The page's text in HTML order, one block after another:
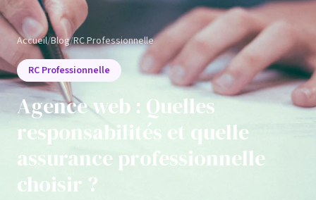
Accueil/Blog/RC Professionnelle
RC Professionnelle
Agence web : Quelles
responsabilités et quelle
assurance professionnelle
choisir ?